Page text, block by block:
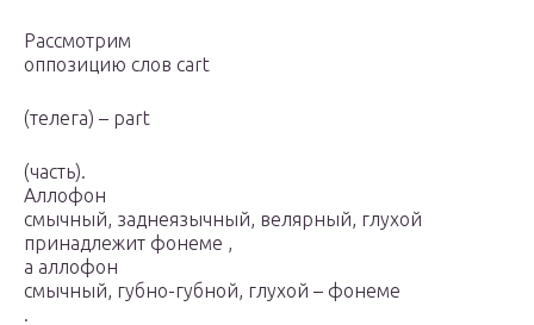
Рассмотрим
оппозицию слов cart
(телега) – part
(часть).
Аллофон
смычный, заднеязычный, велярный, глухой
принадлежит фонеме ,
а аллофон
смычный, губно-губной, глухой – фонеме
.